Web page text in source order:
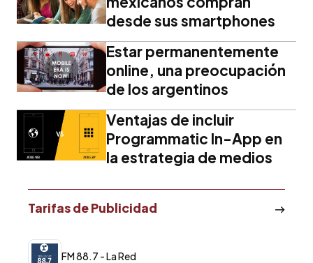
desde sus smartphones
Estar permanentemente
online, una preocupación
de los argentinos
Ventajas de incluir
Programmatic In-App en
la estrategia de medios
Tarifas de Publicidad
FM 88.7 - La Red